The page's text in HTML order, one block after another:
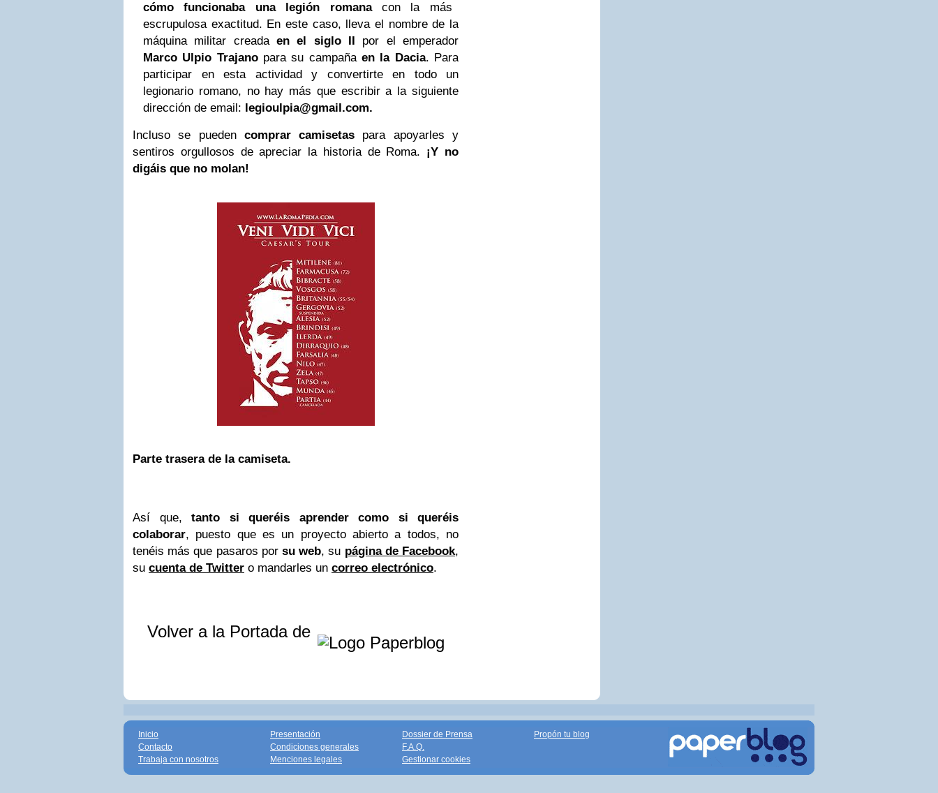
cómo funcionaba una legión romanacon la más
escrupulosa exactitud. En este caso, lleva el nombre de la
máquina militar creada en el siglo II por el emperador
Marco Ulpio Trajanopara su campañaen la Dacia. Para
participar en esta actividad y convertirte en todo un
legionario romano, no hay más que escribir a la siguiente
dirección de email: legioulpia@gmail.com.
Incluso se pueden comprar camisetas para apoyarles y
sentiros orgullosos de apreciar la historia de Roma. ¡Y no
digáis que no molan!
Parte trasera de la camiseta.
Así que, tanto si queréis aprender como si queréis
colaborar, puesto que es un proyecto abierto a todos, no
tenéis más que pasaros por su web, su página de Facebook,
su cuenta de Twitter o mandarles un correo electrónico.
Volver a la Portada de
Inicio
Contacto
Trabaja con nosotros
Presentación
Condiciones generales
Menciones legales
Dossier de Prensa
F.A.Q.
Gestionar cookies
Propón tu blog